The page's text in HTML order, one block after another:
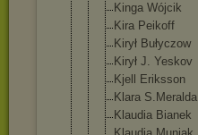
Kinga Wójcik
Kira Peikoff
Kirył Bułyczow
Kirył J. Yeskov
Kjell Eriksson
Klara S.Meralda
Klaudia Bianek